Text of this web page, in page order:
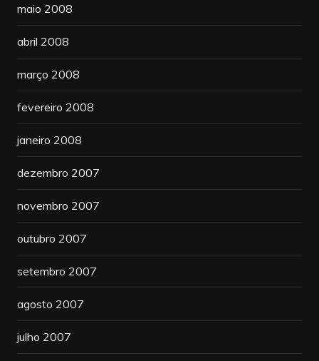
maio 2008
abril 2008
março 2008
fevereiro 2008
janeiro 2008
dezembro 2007
novembro 2007
outubro 2007
setembro 2007
agosto 2007
julho 2007